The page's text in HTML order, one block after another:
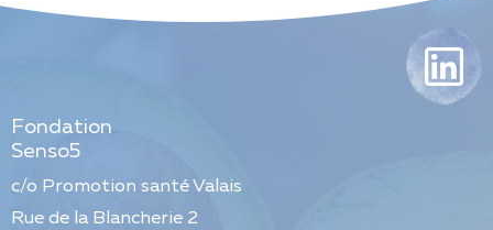
Fondation
Senso5
c/o Promotion santé Valais
Rue de la Blancherie 2